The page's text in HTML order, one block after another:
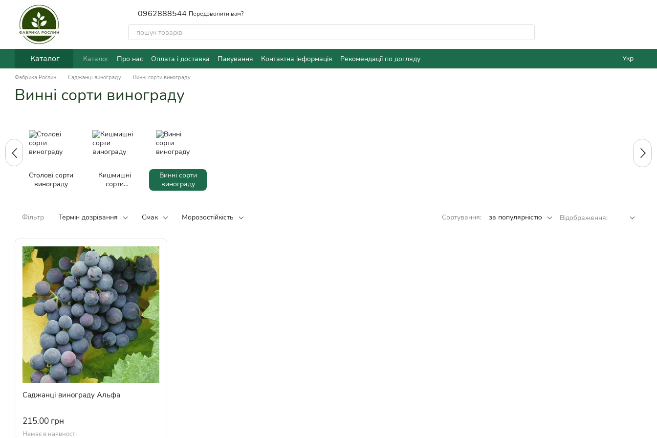
Перейти до основного контенту
0962888544 Передзвонити вам?
Каталог Каталог Про нас Оплата і доставка Пакування Контактна інформація Рекомендації по догляду Укр
Фабрика Рослин Саджанці винограду Винні сорти винограду
Винні сорти винограду
Столові сорти
винограду
Кишмишні
сорти
Винні сорти
винограду
Фільтр Термін дозрівання Смак Морозостійкість Сортування: за популярністю Відображення:
Саджанці винограду Альфа
215.00 грн
Немає в наявності